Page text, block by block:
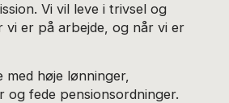
Vi vil leve i trivsel og
vi er på arbejde, og når vi er
høje lønninger,
og fede pensionsordninger.